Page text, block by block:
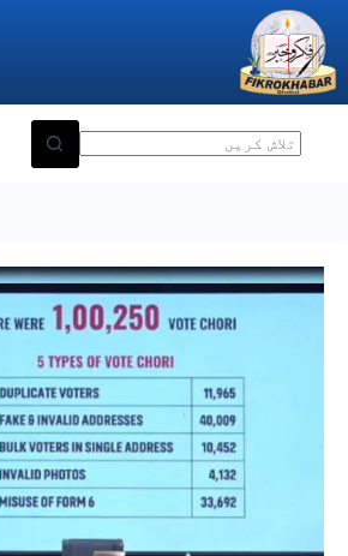
content